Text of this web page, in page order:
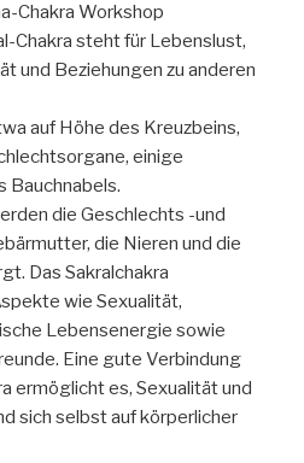
Chakra Workshop
Chakra steht für Lebenslust,
und Beziehungen zu anderen
auf Höhe des Kreuzbeins,
einige
Bauchnabels.
die Geschlechts -und
die Nieren und die
Das Sakralchakra
wie Sexualität,
Lebensenergie sowie
Eine gute Verbindung
ermöglicht es, Sexualität und
sich selbst auf körperlicher